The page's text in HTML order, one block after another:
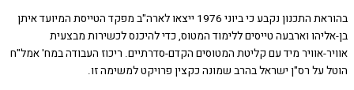
בהוראת התכנון נקבע כי ביוני 1976 ייצאו לארה"ב מפקד הטייסת המיועד איתן
וארבעה טייסים ללימוד המטוס, כדי להיכנס לכשירות מבצעית
אוויר מיד עם קליטת המטוסים הקדם-סדרתיים. ריכוז העבודה במח' אמל"ח
על רס"ן ישראל בהרב שמונה כקצין פרויקט למשימה זו.